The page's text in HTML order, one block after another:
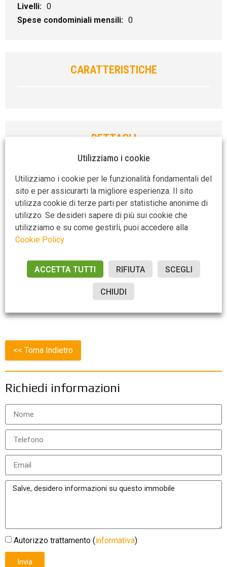
Livelli: 0
Spese condominiali mensili: 0
CARATTERISTICHE
DETTAGLI
vendesi paradiso al margine del centro storico di mq.
120, finemente ristrutturato, posto al piano terra delle
mura fortificate del borgo. L’appartamento si compone
di chiosco esterno, salone di mq. 40 con cucina,
disimpegno, due ampie camere e due bagni (uno con
doccia idromassaggio e l’altro con grande vasca
cura dei particolari, utilizzando materiali di gran pregio,
come ad esempio i pavimenti realizzati in pregiato
cotto e gli infissi interni fatti e dipinti a mano.
<< Torna Indietro
Richiedi informazioni
Autorizzo trattamento (informativa)
Invia
Utilizziamo i cookie
Utilizziamo i cookie per le funzionalità fondamentali del
sito e per assicurarti la migliore esperienza. Il sito
utilizza cookie di terze parti per statistiche anonime di
utilizzo. Se desideri sapere di più sui cookie che
utilizziamo e su come gestirli, puoi accedere alla
Cookie Policy
ACCETTA TUTTI RIFIUTA SCEGLI
CHIUDI